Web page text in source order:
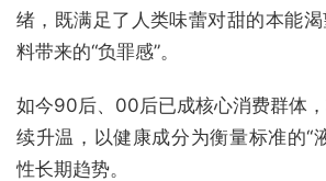
绪，既满足了人类味蕾对甜的本能
料带来的“负罪感”。
如今90后、00后已成核心消费群体
续升温，以健康成分为衡量标准的“
性长期趋势。